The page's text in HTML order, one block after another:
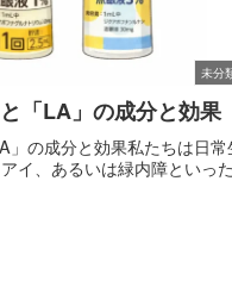
未分
「LA」の成分と効果
」の成分と効果私たちは日常
イ、あるいは緑内障といった